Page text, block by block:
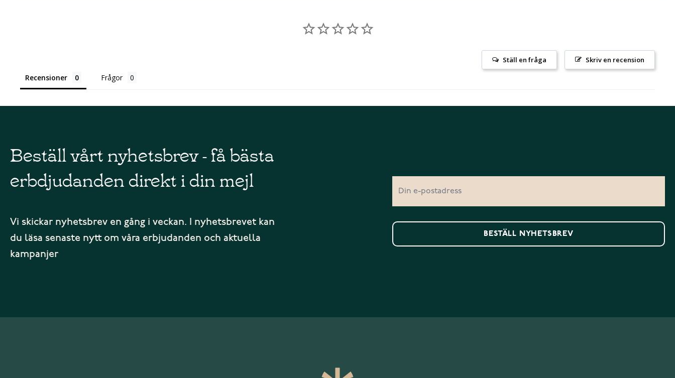
Skriv en recension
Ställ en fråga
Recensioner Frågor
Beställ vårt nyhetsbrev - få bästa
erbdjudanden direkt i din mejl
Vi skickar nyhetsbrev en gång i veckan. I nyhetsbrevet kan
du läsa senaste nytt om våra erbjudanden och aktuella
kampanjer
BESTÄLL NYHETSBREV